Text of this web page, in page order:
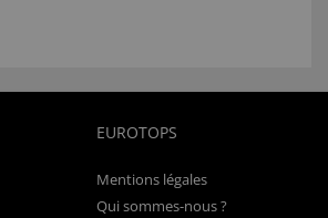
EUROTOPS
Mentions légales
Qui sommes-nous ?